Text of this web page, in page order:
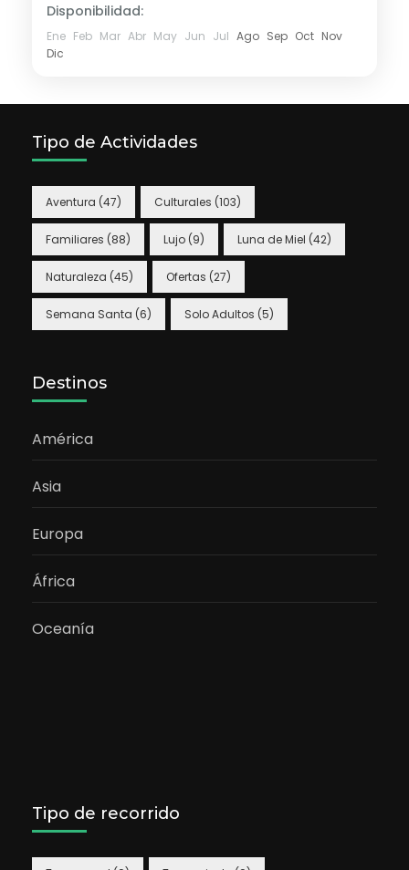
Disponibilidad:
Ene Feb Mar Abr May Jun Jul Ago Sep Oct Nov
Dic
Tipo de Actividades
Aventura (47) Culturales (103)
Familiares (88) Lujo (9) Luna de Miel (42)
Naturaleza (45) Ofertas (27)
Semana Santa (6) Solo Adultos (5)
Destinos
América
Asia
Europa
África
Oceanía
Tipo de recorrido